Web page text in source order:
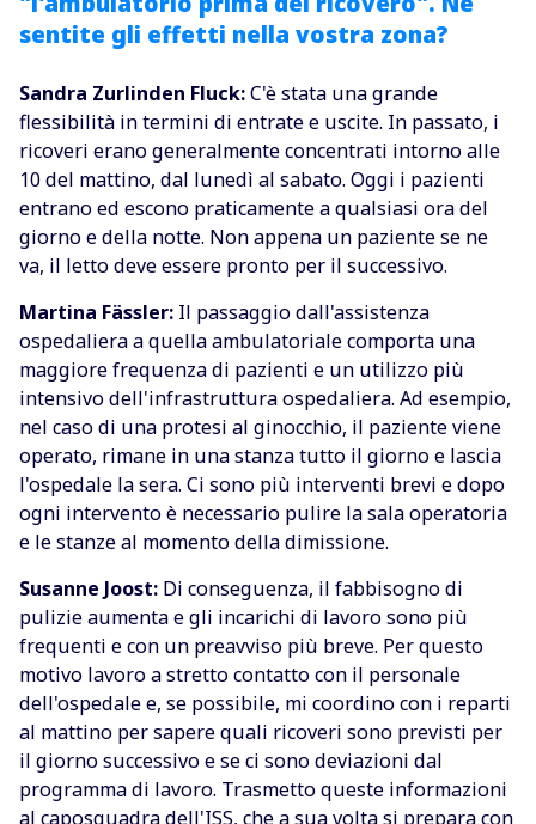
sentite gli effetti nella vostra zona?
Sandra Zurlinden Fluck:C'è stata una grande
flessibilità in termini di entrate e uscite. In passato, i
ricoveri erano generalmente concentrati intorno alle
10 del mattino, dal lunedì al sabato. Oggi i pazienti
entrano ed escono praticamente a qualsiasi ora del
giorno e della notte. Non appena un paziente se ne
va, il letto deve essere pronto per il successivo.
Martina Fässler: Il passaggio dall'assistenza
ospedaliera a quella ambulatoriale comporta una
maggiore frequenza di pazienti e un utilizzo più
intensivo dell'infrastruttura ospedaliera. Ad esempio,
nel caso di una protesi al ginocchio, il paziente viene
operato, rimane in una stanza tutto il giorno e lascia
l'ospedale la sera. Ci sono più interventi brevi e dopo
ogni intervento è necessario pulire la sala operatoria
e le stanze al momento della dimissione.
Susanne Joost: Di conseguenza, il fabbisogno di
pulizie aumenta e gli incarichi di lavoro sono più
frequenti e con un preavviso più breve. Per questo
motivo lavoro a stretto contatto con il personale
dell'ospedale e, se possibile, mi coordino con i reparti
al mattino per sapere quali ricoveri sono previsti per
il giorno successivo e se ci sono deviazioni dal
programma di lavoro. Trasmetto queste informazioni
al caposquadra dell'ISS, che a sua volta si prepara con